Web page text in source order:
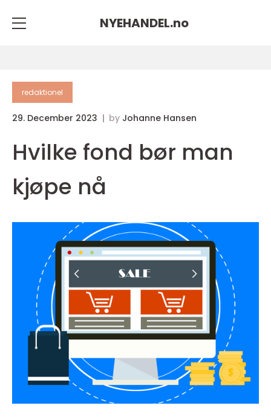
NYEHANDEL.no
redaktionel
29. December 2023 by Johanne Hansen
Hvilke fond bør man
kjøpe nå